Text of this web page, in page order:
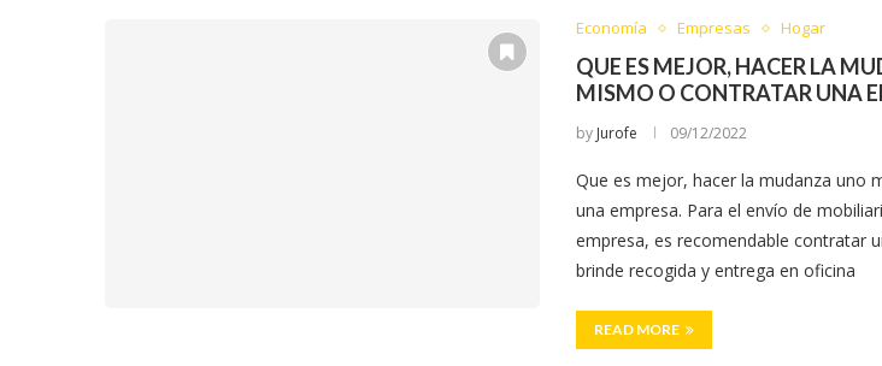
Economía Empresas Hogar
QUE ES MEJOR, HACER LA
MISMO O CONTRATAR UNA
by Jurofe 09/12/2022
Que es mejor, hacer la mudanza uno
una empresa. Para el envío de
empresa, es recomendable contratar
brinde recogida y entrega en oficina
READ MORE